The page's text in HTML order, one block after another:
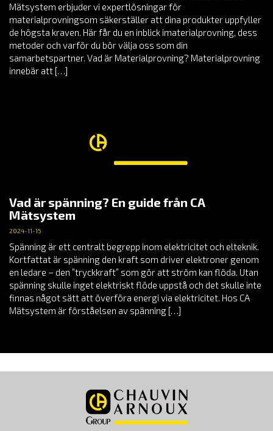
Mätsystem erbjuder vi expertlösningar för
materialprovningsom säkerställer att dina produkter uppfyller
de högsta kraven. Här får du en inblick imaterialprovning, dess
metoder och varför du bör välja oss som din
samarbetspartner. Vad är Materialprovning? Materialprovning
innebär att […]
Vad är spänning? En guide från CA
Mätsystem
2024-11-15
Spänning är ett centralt begrepp inom elektricitet och elteknik.
Kortfattat är spänning den kraft som driver elektroner genom
en ledare – den ”tryckkraft” som gör att ström kan flöda. Utan
spänning skulle inget elektriskt flöde uppstå och det skulle inte
finnas något sätt att överföra energi via elektricitet. Hos CA
Mätsystem är förståelsen av spänning […]